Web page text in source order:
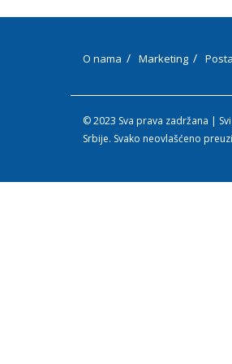
O nama Marketing
© 2023 Sva prava zadržana |
Srbije. Svako neovlašćeno